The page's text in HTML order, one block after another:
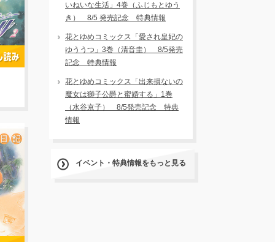
いねいな生活」4巻（ふじもとゆう
き） 8/5 発売記念 特典情報
花とゆめコミックス「愛され皇妃の
ゆううつ」3巻（清音圭） 8/5発売
記念 特典情報
花とゆめコミックス「出来損ないの
魔女は獅子公爵と蜜婚する」1巻
（水谷京子） 8/5発売記念 特典
情報
イベント・特典情報をもっと見る